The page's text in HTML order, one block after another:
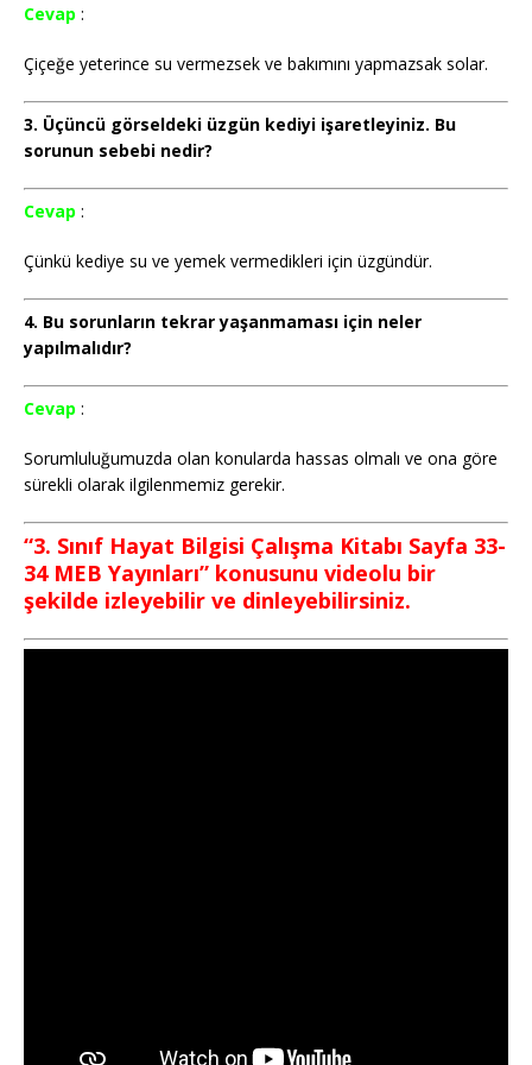
Cevap :
Çiçeğe yeterince su vermezsek ve bakımını yapmazsak solar.
3. Üçüncü görseldeki üzgün kediyi işaretleyiniz. Bu
sorunun sebebi nedir?
Cevap :
Çünkü kediye su ve yemek vermedikleri için üzgündür.
4. Bu sorunların tekrar yaşanmaması için neler
yapılmalıdır?
Cevap :
Sorumluluğumuzda olan konularda hassas olmalı ve ona göre
sürekli olarak ilgilenmemiz gerekir.
“3. Sınıf Hayat Bilgisi Çalışma Kitabı Sayfa 33-
34 MEB Yayınları” konusunu videolu bir
şekilde izleyebilir ve dinleyebilirsiniz.